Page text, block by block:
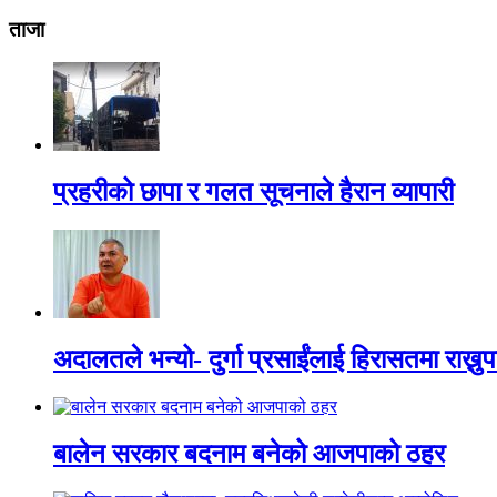
ताजा
प्रहरीको छापा र गलत सूचनाले हैरान व्यापारी
अदालतले भन्यो- दुर्गा प्रसाईंलाई हिरासतमा
बालेन सरकार बदनाम बनेको आजपाको ठहर